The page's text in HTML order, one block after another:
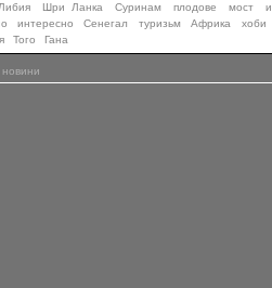
Либия Шри Ланка Суринам плодове мост
и
интересно Сенегал туризьм Африка
хоби
Того Гана
новини